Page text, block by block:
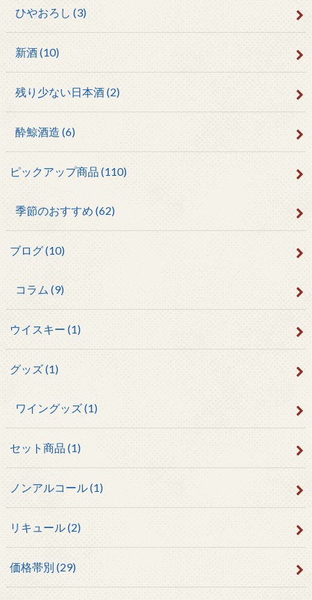
ひやおろし (3)
新酒(10)
残り少ない日本酒(2)
酔鯨酒造 (6)
ピックアップ商品 (110)
季節のおすすめ (62)
ブログ(10)
コラム (9)
ウイスキー (1)
グッズ(1)
ワイングッズ(1)
セット商品 (1)
ノンアルコール(1)
リキュール(2)
価格帯別 (29)